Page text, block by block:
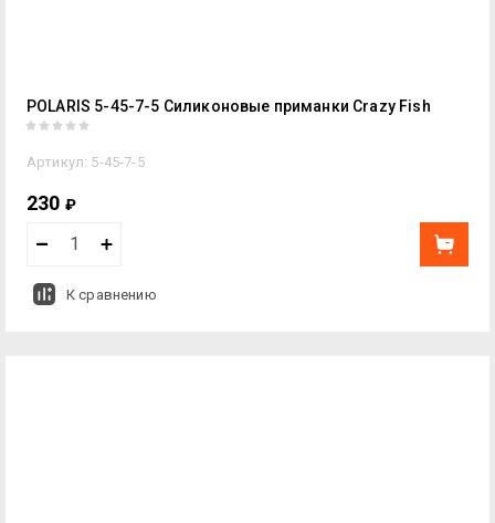
POLARIS 5-45-7-5 Силиконовые приманки Crazy Fish
Артикул: 5-45-7-5
230 ₽
К сравнению